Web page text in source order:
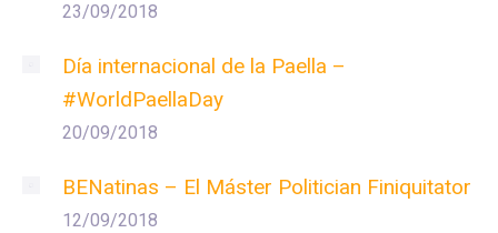
23/09/2018
Día internacional de la Paella –
#WorldPaellaDay
20/09/2018
BENatinas – El Máster Politician Finiquitator
12/09/2018